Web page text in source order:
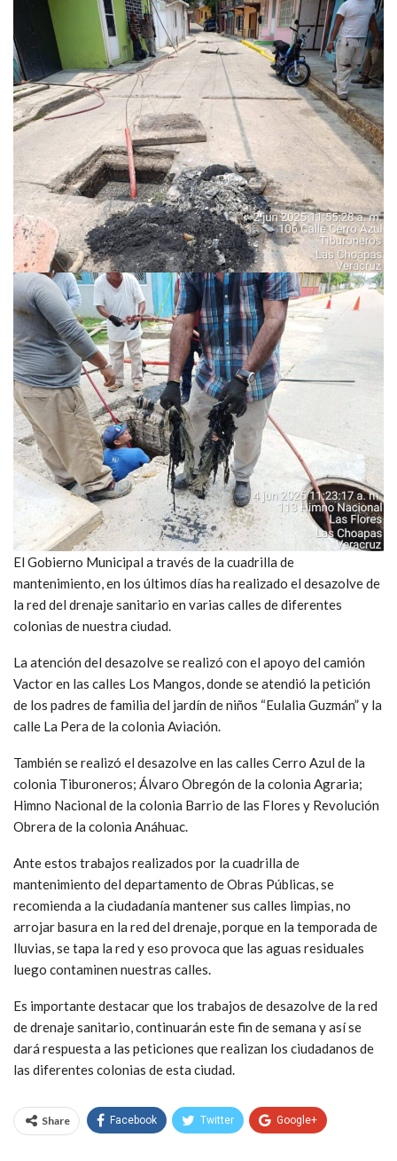
El Gobierno Municipal a través de la cuadrilla de
mantenimiento, en los últimos días ha realizado el desazolve de
la red del drenaje sanitario en varias calles de diferentes
colonias de nuestra ciudad.
La atención del desazolve se realizó con el apoyo del camión
Vactor en las calles Los Mangos, donde se atendió la petición
de los padres de familia del jardín de niños “Eulalia Guzmán” y la
calle La Pera de la colonia Aviación.
También se realizó el desazolve en las calles Cerro Azul de la
colonia Tiburoneros; Álvaro Obregón de la colonia Agraria;
Himno Nacional de la colonia Barrio de las Flores y Revolución
Obrera de la colonia Anáhuac.
Ante estos trabajos realizados por la cuadrilla de
mantenimiento del departamento de Obras Públicas, se
recomienda a la ciudadanía mantener sus calles limpias, no
arrojar basura en la red del drenaje, porque en la temporada de
lluvias, se tapa la red y eso provoca que las aguas residuales
luego contaminen nuestras calles.
Es importante destacar que los trabajos de desazolve de la red
de drenaje sanitario, continuarán este fin de semana y así se
dará respuesta a las peticiones que realizan los ciudadanos de
las diferentes colonias de esta ciudad.
Share Facebook Twitter Google+